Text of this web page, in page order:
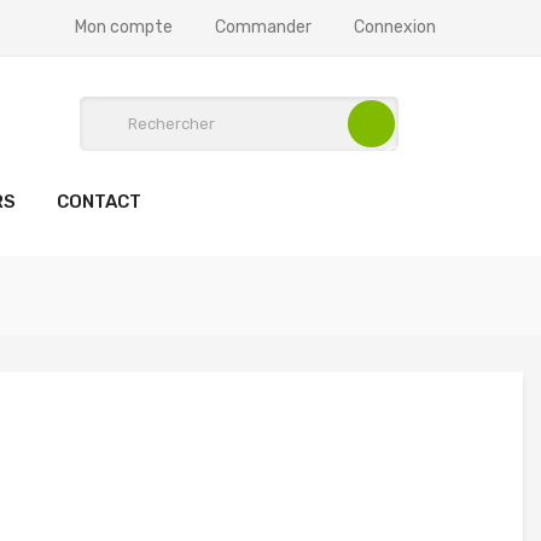
Mon compte Commander Connexion
CONTACT